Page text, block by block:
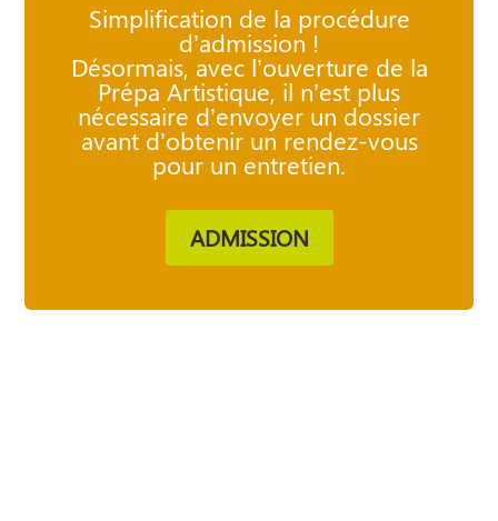
Simplification de la procédure
d’admission !
Désormais, avec l’ouverture de la
Prépa Artistique, il n’est plus
nécessaire d’envoyer un dossier
avant d’obtenir un rendez-vous
pour un entretien.
ADMISSION